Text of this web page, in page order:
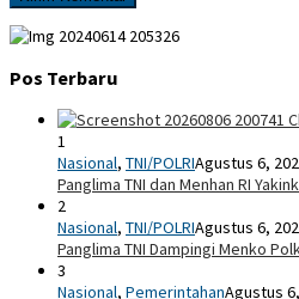
Pos Terbaru
1
Nasional, TNI/POLRIAgustus 6,
Panglima TNI dan Menhan RI
2
Nasional, TNI/POLRIAgustus 6,
Panglima TNI Dampingi Menko
3
Nasional, PemerintahanAgustus